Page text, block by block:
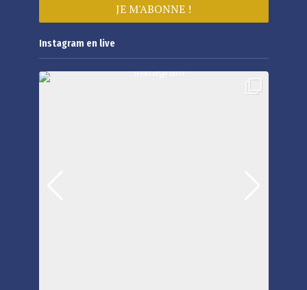
Instagram en live